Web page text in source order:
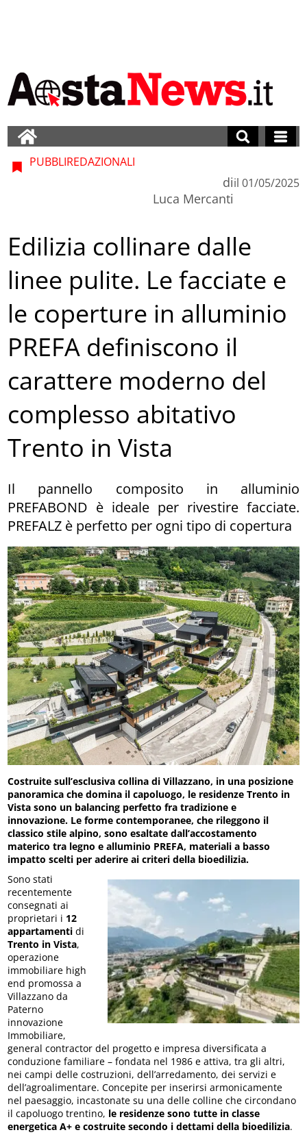
PUBBLIREDAZIONALI
di
Luca Mercanti
il 01/05/2025
Edilizia collinare dalle
linee pulite. Le facciate e
le coperture in alluminio
PREFA definiscono il
carattere moderno del
complesso abitativo
Trento in Vista
Il pannello composito in alluminio
PREFABOND è ideale per rivestire facciate.
PREFALZ è perfetto per ogni tipo di copertura
Costruite sull’esclusiva collina di Villazzano, in una posizione
panoramica che domina il capoluogo, le residenze Trento in
Vista sono un balancing perfetto fra tradizione e
innovazione. Le forme contemporanee, che rileggono il
classico stile alpino, sono esaltate dall’accostamento
materico tra legno e alluminio PREFA, materiali a basso
impatto scelti per aderire ai criteri della bioedilizia.
Sono stati
recentemente
consegnati ai
proprietari i 12
appartamenti di
Trento in Vista,
operazione
immobiliare high
end promossa a
Villazzano da
Paterno
innovazione
Immobiliare,
general contractor del progetto e impresa diversificata a
conduzione familiare – fondata nel 1986 e attiva, tra gli altri,
nei campi delle costruzioni, dell’arredamento, dei servizi e
dell’agroalimentare. Concepite per inserirsi armonicamente
nel paesaggio, incastonate su una delle colline che circondano
il capoluogo trentino, le residenze sono tutte in classe
energetica A+ e costruite secondo i dettami della bioedilizia.